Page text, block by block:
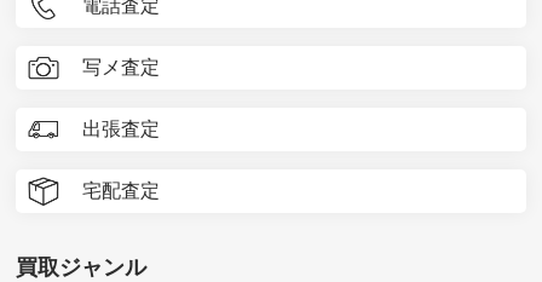
電話査定
写メ査定
出張査定
宅配査定
買取ジャンル